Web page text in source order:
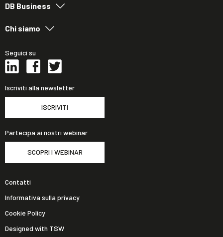
DB Business
Chi siamo
Seguici su
Iscriviti alla newsletter
ISCRIVITI
Partecipa ai nostri webinar
SCOPRI I WEBINAR
Contatti
Informativa sulla privacy
Cookie Policy
Designed with TSW